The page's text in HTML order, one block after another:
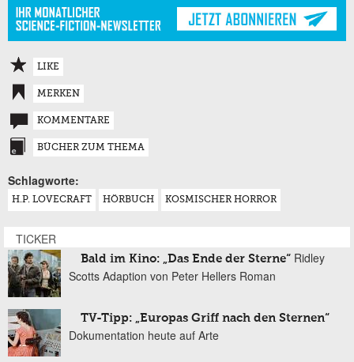
LIKE
MERKEN
KOMMENTARE
BÜCHER ZUM THEMA
Schlagworte:
H.P. LOVECRAFT HÖRBUCH KOSMISCHER HORROR
TICKER
Bald im Kino: „Das Ende der Sterne“ Ridley
Scotts Adaption von Peter Hellers Roman
TV-Tipp: „Europas Griff nach den Sternen“
Dokumentation heute auf Arte